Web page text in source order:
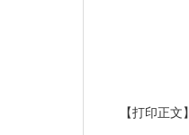
【打印正文】